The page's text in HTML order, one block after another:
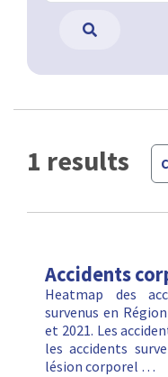
1 results
Accidents
Heatmap des
survenus en
et 2021. Les
les accidents
lésion corporel …